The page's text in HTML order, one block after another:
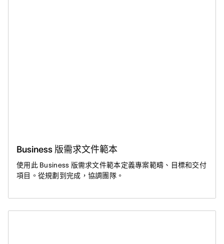
Business 版需求文件範本
使用此 Business 版需求文件範本定義專案範疇、目標和交付
項目。從規劃到完成，協調團隊。